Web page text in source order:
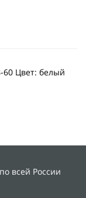
60 Цвет: белый
всей России